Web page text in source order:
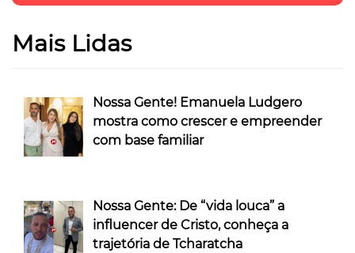
Mais Lidas
Nossa Gente! Emanuela Ludgero
mostra como crescer e empreender
com base familiar
Nossa Gente: De “vida louca” a
influencer de Cristo, conheça a
trajetória de Tcharatcha